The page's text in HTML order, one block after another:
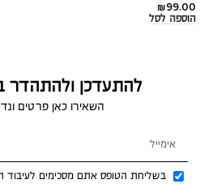
₪99.00
הוספה לסל
להתעדכן
השאירו כאן פרטים
בשליחת הטופס אתם מסכימים